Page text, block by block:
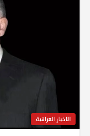
الاخبار العراقية